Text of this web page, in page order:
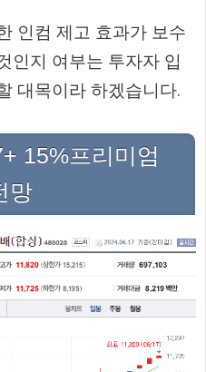
인컴 제고 효과가 보수
인지 여부는 투자자 입
대목이라 하겠습니다.
15%프리미엄
망